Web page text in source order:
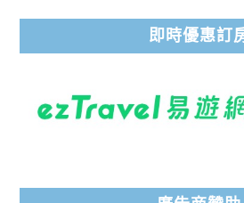
即時優惠訂